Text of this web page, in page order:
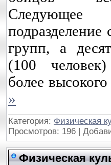
подразделение
групп, а
(100
более
»
Категория: Физическая
Просмотров: 196 |
Физическая